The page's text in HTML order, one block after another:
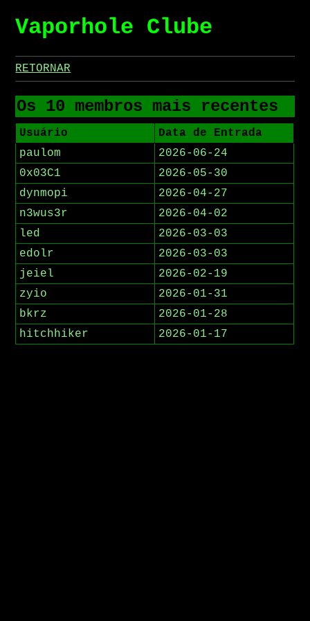
Vaporhole Clube
RETORNAR
Os 10 membros mais recentes
Usuário
Data de Entrada
paulom
2026-06-24
0x03C1
2026-05-30
dynmopi
2026-04-27
n3wus3r
2026-04-02
led
2026-03-03
edolr
2026-03-03
jeiel
2026-02-19
zyio
2026-01-31
bkrz
2026-01-28
hitchhiker
2026-01-17